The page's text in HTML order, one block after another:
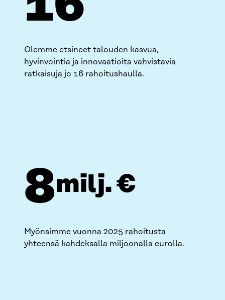
Olemme etsineet talouden kasvua,
hyvinvointia ja innovaatioita vahvistavia
ratkaisuja jo 16 rahoitushaulla.
8milj. €
Myönsimme vuonna 2025 rahoitusta
yhteensä kahdeksalla miljoonalla eurolla.